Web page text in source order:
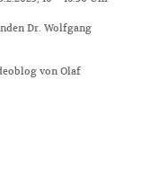
Dr. Wolfgang
von Olaf